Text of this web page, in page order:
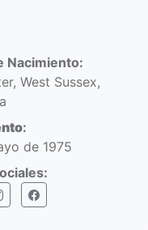
Nacimiento:
West Sussex,
:
de 1975
InstagramFacebook